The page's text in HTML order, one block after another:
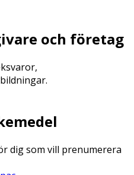
och företag
dig som vill prenumerera